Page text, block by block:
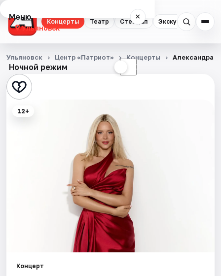
Концерты Театр Стендап Экскурсии
Меню ×
Ульяновск
Концерты
Театр
Стендап
Рейтинги
Ночной режим ☾
Ульяновск Центр «Патриот» Концерты Александра
12+
Концерт